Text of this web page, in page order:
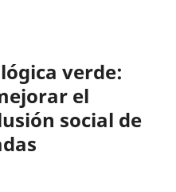
verde:
el
social de